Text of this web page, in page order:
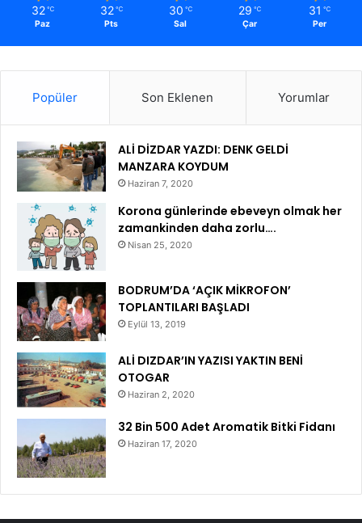
32 ℃
Paz
32 ℃
Pts
30 ℃
Sal
29 ℃
Çar
31 ℃
Per
Popüler Son Eklenen Yorumlar
ALİ DİZDAR YAZDI: DENK GELDİ
MANZARA KOYDUM
Haziran 7, 2020
Korona günlerinde ebeveyn olmak her
zamankinden daha zorlu….
Nisan 25, 2020
BODRUM’DA ‘AÇIK MİKROFON’
TOPLANTILARI BAŞLADI
Eylül 13, 2019
ALİ DIZDAR’IN YAZISI YAKTIN BENİ
OTOGAR
Haziran 2, 2020
32 Bin 500 Adet Aromatik Bitki Fidanı
Haziran 17, 2020